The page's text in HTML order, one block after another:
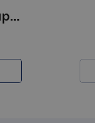
The Menu of Happiness